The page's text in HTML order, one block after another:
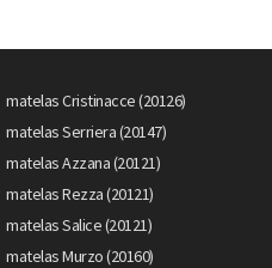
matelas Cristinacce (20126)
matelas Serriera (20147)
matelas Azzana (20121)
matelas Rezza (20121)
matelas Salice (20121)
matelas Murzo (20160)